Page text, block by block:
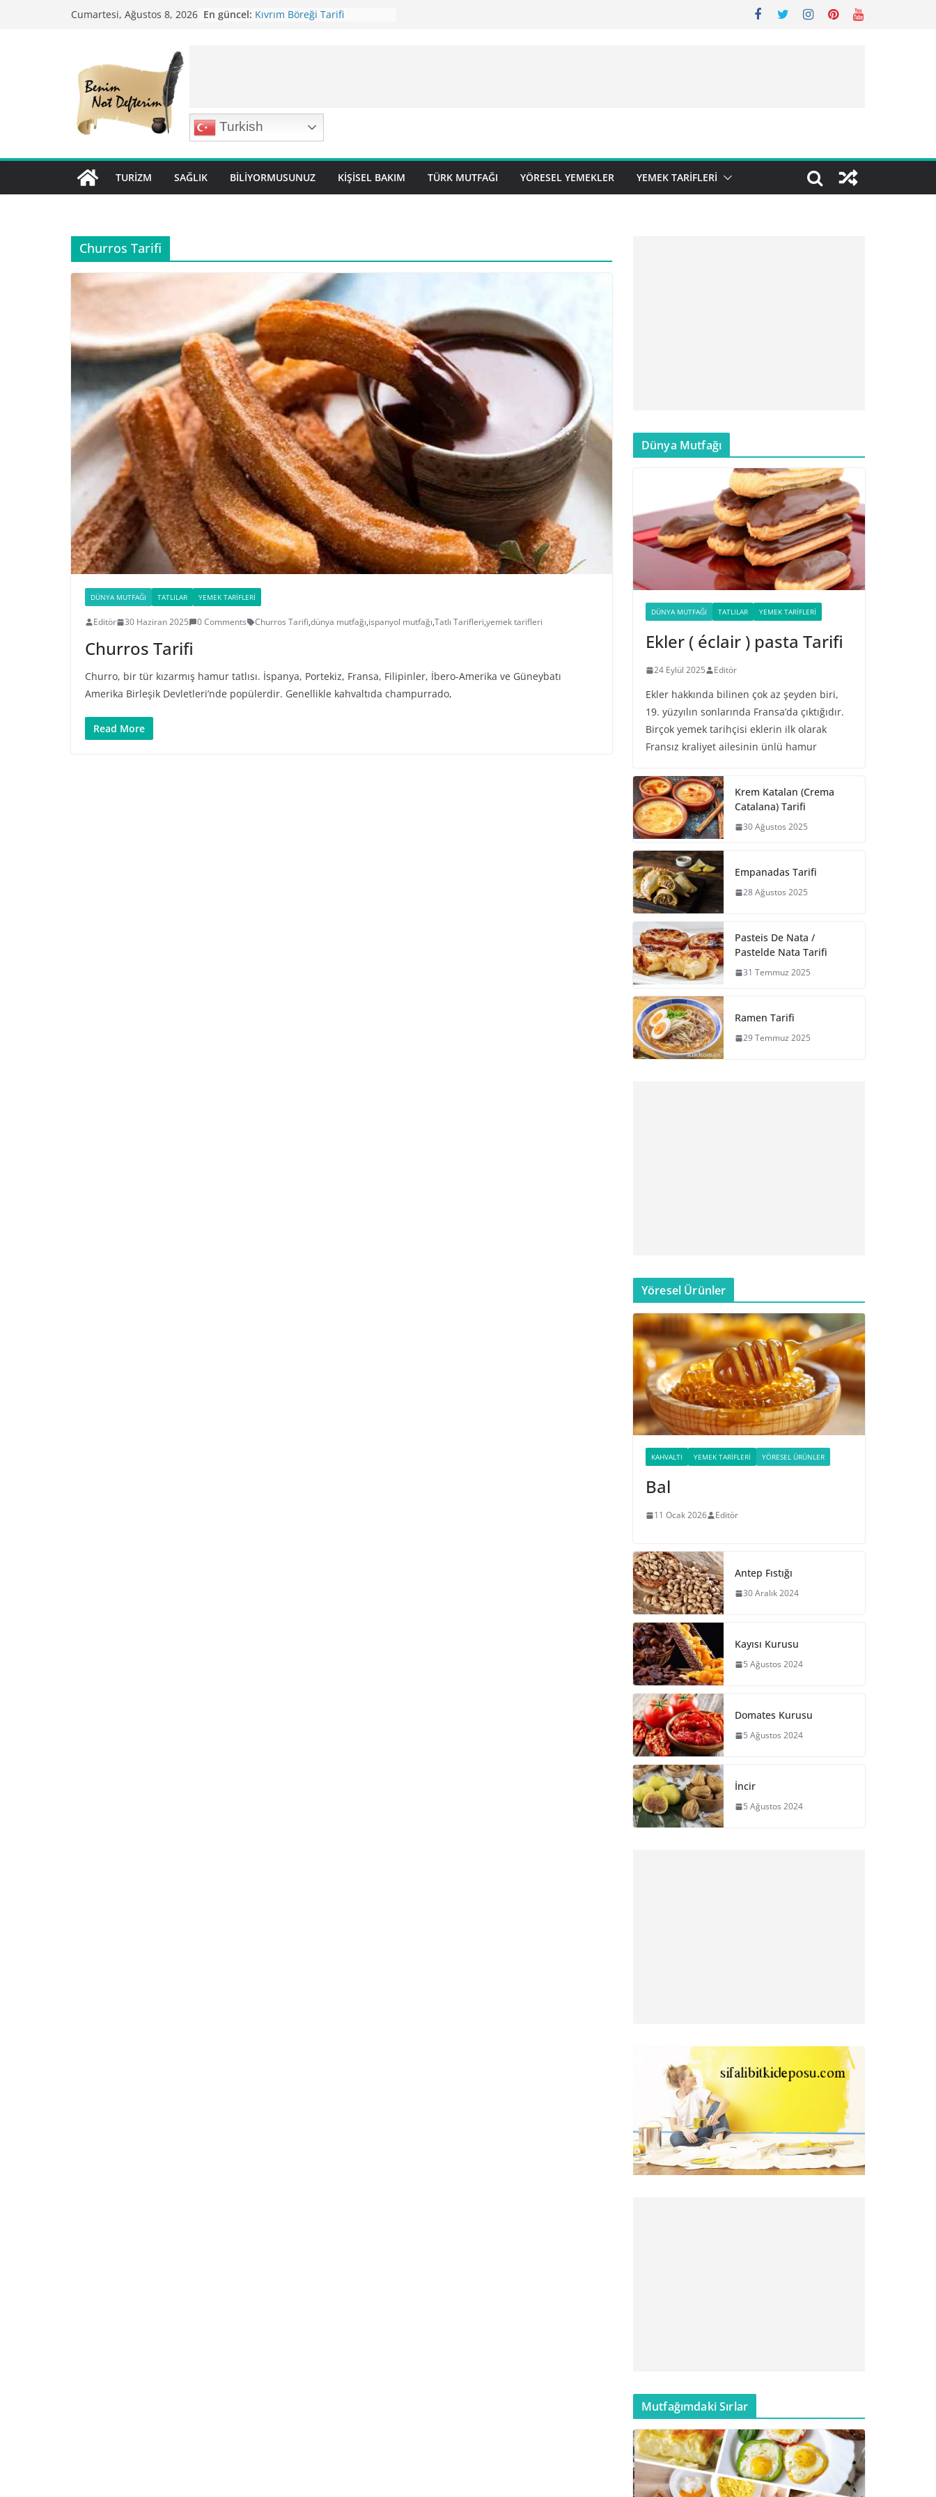
Cumartesi, Ağustos 8, 2026 En güncel: Kıvrım Böreği Tarifi
Turkish
TURIZM SAĞLIK BILIYORMUSUNUZ KIŞISEL BAKIM TÜRK MUTFAĞI YÖRESEL YEMEKLER YEMEK TARIFLERI
Churros Tarifi
DÜNYA MUTFAĞI TATLILAR YEMEK TARIFLERI
Editör 30 Haziran 2025 0 Comments Churros Tarifi,dünya mutfağı,ispanyol mutfağı,Tatlı Tarifleri,yemek tarifleri
Churros Tarifi
Churro, bir tür kızarmış hamur tatlısı. İspanya, Portekiz, Fransa, Filipinler, İbero-Amerika ve Güneybatı
Amerika Birleşik Devletleri’nde popülerdir. Genellikle kahvaltıda champurrado,
Read More
Dünya Mutfağı
DÜNYA MUTFAĞI TATLILAR YEMEK TARIFLERI
Ekler ( éclair ) pasta Tarifi
24 Eylül 2025 Editör
Ekler hakkında bilinen çok az şeyden biri,
19. yüzyılın sonlarında Fransa’da çıktığıdır.
Birçok yemek tarihçisi eklerin ilk olarak
Fransız kraliyet ailesinin ünlü hamur
Krem Katalan (Crema
Catalana) Tarifi
30 Ağustos 2025
Empanadas Tarifi
28 Ağustos 2025
Pasteis De Nata /
Pastelde Nata Tarifi
31 Temmuz 2025
Ramen Tarifi
29 Temmuz 2025
Yöresel Ürünler
KAHVALTI YEMEK TARIFLERI YÖRESEL ÜRÜNLER
Bal
11 Ocak 2026 Editör
Antep Fıstığı
30 Aralık 2024
Kayısı Kurusu
5 Ağustos 2024
Domates Kurusu
5 Ağustos 2024
İncir
5 Ağustos 2024
Mutfağımdaki Sırlar